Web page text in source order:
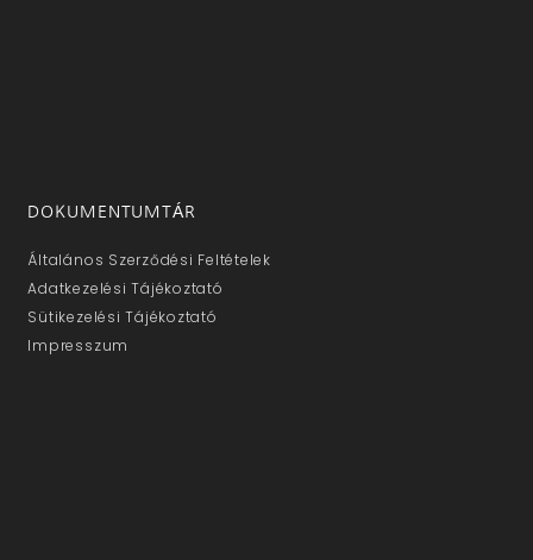
DOKUMENTUMTÁR
Általános Szerződési Feltételek
Adatkezelési Tájékoztató
Sütikezelési Tájékoztató
Impresszum